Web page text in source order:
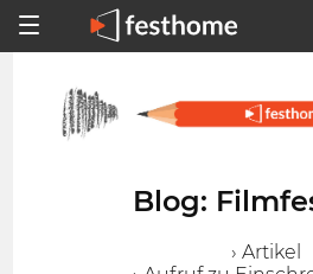
Blog:
› Artikel